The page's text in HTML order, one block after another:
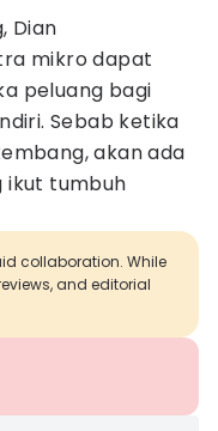
Dian
mikro dapat
peluang bagi
Sebab ketika
akan ada
ikut tumbuh
collaboration. While
and editorial